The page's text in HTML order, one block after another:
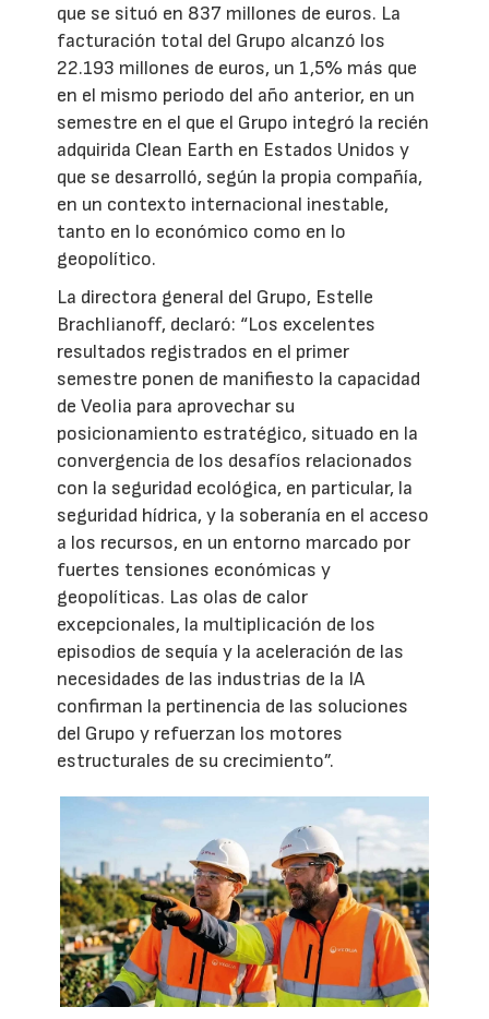
que se situó en 837 millones de euros. La
facturación total del Grupo alcanzó los
22.193 millones de euros, un 1,5% más que
en el mismo periodo del año anterior, en un
semestre en el que el Grupo integró la recién
adquirida Clean Earth en Estados Unidos y
que se desarrolló, según la propia compañía,
en un contexto internacional inestable,
tanto en lo económico como en lo
geopolítico.
La directora general del Grupo, Estelle
Brachlianoff, declaró: “Los excelentes
resultados registrados en el primer
semestre ponen de manifiesto la capacidad
de Veolia para aprovechar su
posicionamiento estratégico, situado en la
convergencia de los desafíos relacionados
con la seguridad ecológica, en particular, la
seguridad hídrica, y la soberanía en el acceso
a los recursos, en un entorno marcado por
fuertes tensiones económicas y
geopolíticas. Las olas de calor
excepcionales, la multiplicación de los
episodios de sequía y la aceleración de las
necesidades de las industrias de la IA
confirman la pertinencia de las soluciones
del Grupo y refuerzan los motores
estructurales de su crecimiento”.